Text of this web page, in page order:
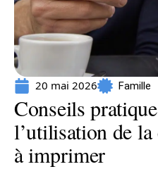
20 mai 2026 Famille
Conseils
l’utilisation de
à imprimer